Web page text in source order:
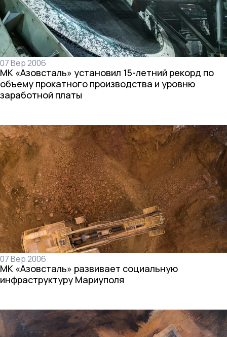
07 Вер 2006
МК «Азовсталь» установил 15-летний рекорд по
объему прокатного производства и уровню
заработной платы
07 Вер 2006
МК «Азовсталь» развивает социальную
инфраструктуру Мариуполя